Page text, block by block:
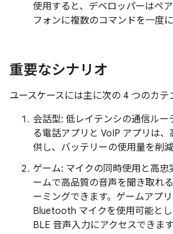
使用すると、デベロッパーはペ
フォンに複数のコマンドを一度に
重要なシナリオ
ユースケースには主に次の 4 つのカテ
会話型: 低レイテンシの通信ルー
る電話アプリと VoIP アプリは
供し、バッテリーの使用量を削減
ゲーム: マイクの同時使用と高忠
ームで高品質の音声を聞き取れ
ーミングできます。ゲームアプ
Bluetooth マイクを使用可能とし
BLE 音声入力にアクセスできま